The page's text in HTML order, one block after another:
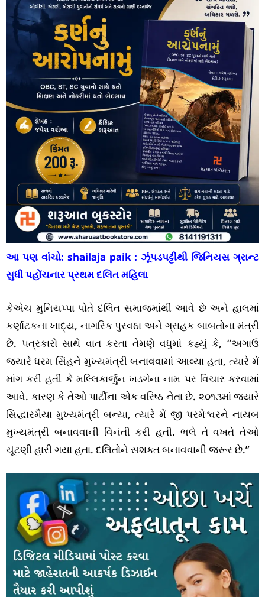
આ પણ વાંચો: shailaja paik : ઝૂંપડપટ્ટીથી જિનિયસ ગ્રાન્ટ
સુધી પહોંચનાર પ્રથમ દલિત મહિલા
કેએચ મુનિયપ્પા પોતે દલિત સમાજમાંથી આવે છે અને હાલમાં
કર્ણાટકના ખાદ્ય, નાગરિક પુરવઠા અને ગ્રાહક બાબતોના મંત્રી
છે. પત્રકારો સાથે વાત કરતા તેમણે વધુમાં કહ્યું કે, “અગાઉ
જ્યારે ધરમ સિંહને મુખ્યમંત્રી બનાવવામાં આવ્યા હતા, ત્યારે મેં
માંગ કરી હતી કે મલ્લિકાર્જુન ખડગેના નામ પર વિચાર કરવામાં
આવે. કારણ કે તેઓ પાર્ટીના એક વરિષ્ઠ નેતા છે. ૨૦૧૩માં જ્યારે
સિદ્ધારમૈયા મુખ્યમંત્રી બન્યા, ત્યારે મેં જી પરમેશ્વરને નાયબ
મુખ્યમંત્રી બનાવવાની વિનંતી કરી હતી. ભલે તે વખતે તેઓ
ચૂંટણી હારી ગયા હતા. દલિતોને સશક્ત બનાવવાની જરૂર છે.”